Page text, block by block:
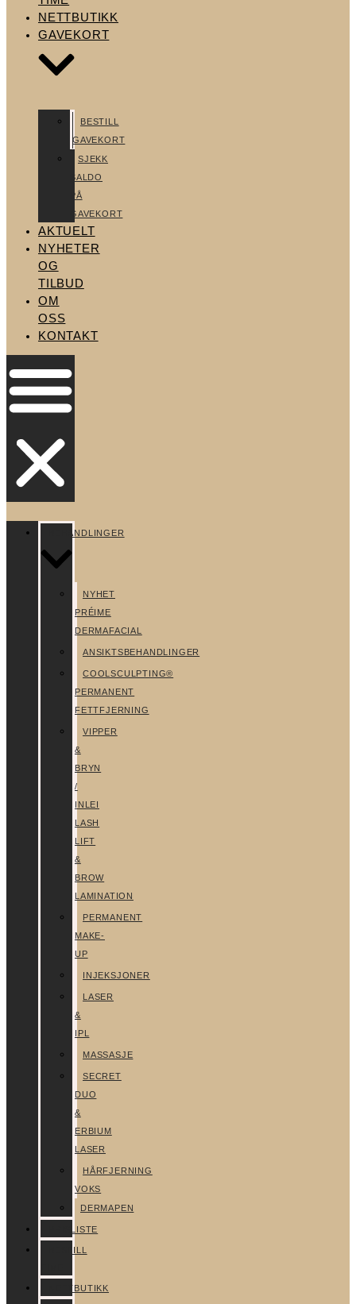
NETTBUTIKK
GAVEKORT
BESTILL
GAVEKORT
SJEKK
SALDO
PÅ
GAVEKORT
AKTUELT
NYHETER
OG
TILBUD
OM
OSS
KONTAKT
BEHANDLINGER
NYHET
PRÉIME
DERMAFACIAL
ANSIKTSBEHANDLINGER
COOLSCULPTING®
PERMANENT
FETTFJERNING
VIPPER
&
BRYN
/
INLEI
LASH
LIFT
&
BROW
LAMINATION
PERMANENT
MAKE-
UP
INJEKSJONER
LASER
&
IPL
MASSASJE
SECRET
DUO
&
ERBIUM
LASER
HÅRFJERNING
VOKS
DERMAPEN
PRISLISTE
BESTILL
NETTBUTIKK